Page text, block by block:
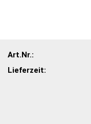
Art.Nr.:
Lieferzeit: